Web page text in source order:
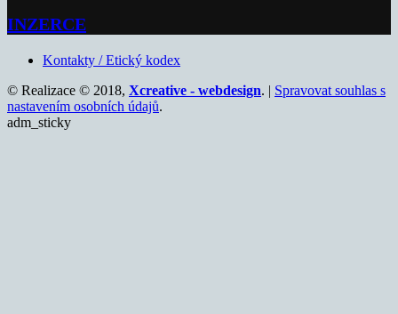
INZERCE
Kontakty / Etický kodex
© Realizace © 2018, Xcreative - webdesign. | Spravovat souhlas s
nastavením osobních údajů.
adm_sticky